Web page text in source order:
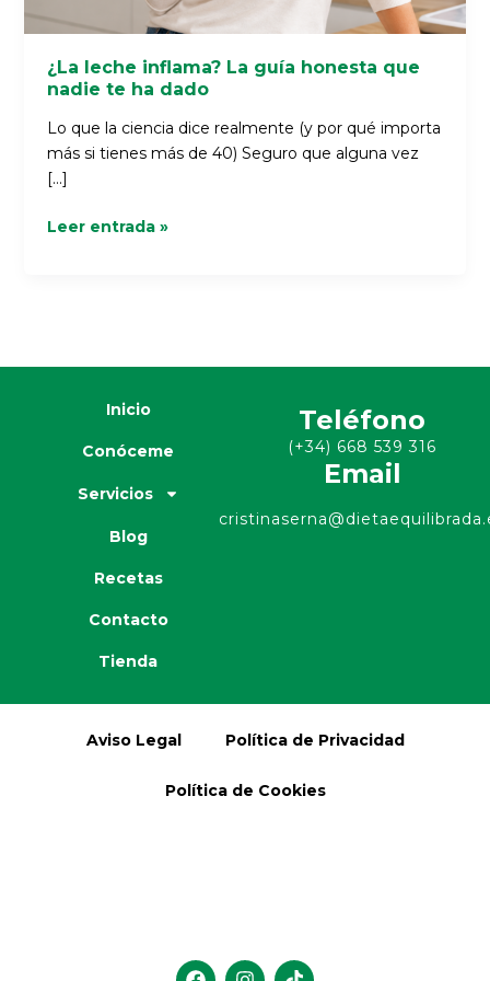
¿La leche inflama? La guía honesta que
nadie te ha dado
Lo que la ciencia dice realmente (y por qué importa
más si tienes más de 40) Seguro que alguna vez
[…]
Leer entrada »
Inicio
Conóceme
Servicios
Blog
Recetas
Contacto
Tienda
Teléfono
(+34) 668 539 316
Email
Aviso Legal Política de Privacidad
Política de Cookies
F
I
T